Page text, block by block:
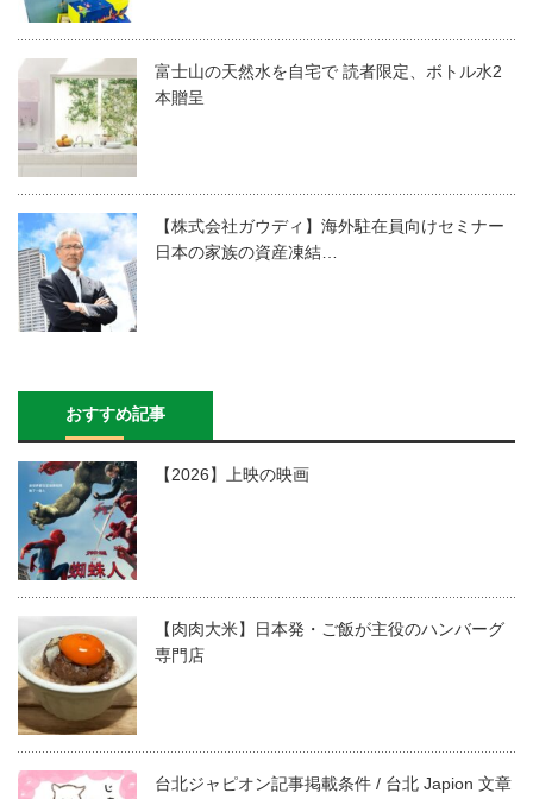
富士山の天然水を自宅で 読者限定、ボトル水2
本贈呈
【株式会社ガウディ】海外駐在員向けセミナー
日本の家族の資産凍結…
おすすめ記事
【2026】上映の映画
【肉肉大米】日本発・ご飯が主役のハンバーグ
専門店
台北ジャピオン記事掲載条件 / 台北 Japion 文章